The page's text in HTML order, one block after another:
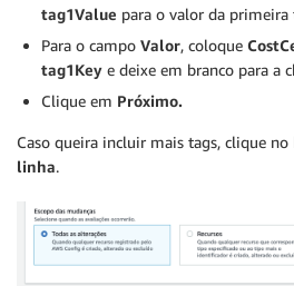
tag1Value para o valor da primeira
Para o campo Valor, coloque
tag1Key e deixe em branco para a
Clique em Próximo.
Caso queira incluir mais tags, clique no
linha.